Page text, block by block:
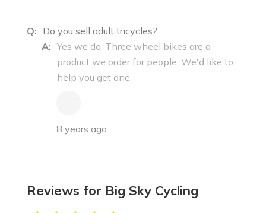
Q: Do you sell adult tricycles?
A: Yes we do. Three wheel bikes are a
product we order for people. We'd like to
help you get one.
8 years ago
Reviews for Big Sky Cycling